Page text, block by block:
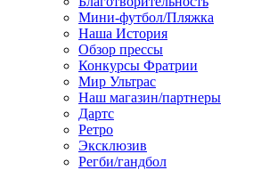
Мини-футбол/Пляжка
Наша История
Обзор прессы
Конкурсы Фратрии
Мир Ультрас
Наш магазин/партнеры
Дартс
Ретро
Эксклюзив
Регби/гандбол